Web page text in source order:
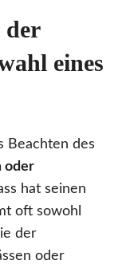
der
eines
Beachten des
oder
hat seinen
oft sowohl
der
oder